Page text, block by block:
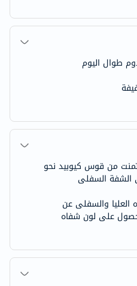
طوال اليوم
من قوس كيوبيد نحو
الشفة السفلى
والسفلى عن
على لون شفاه